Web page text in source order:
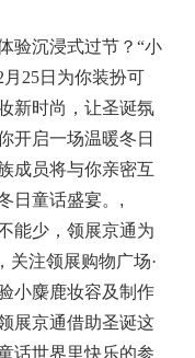
验沉浸式过节？ “小
月 25日为你装扮可
新时尚，让圣诞氛
开启一场温暖冬日
成员将与你亲密互
日童话盛宴。 ,
能少，领展京通为
关注领展购物广场·
小麋鹿妆容及制作
展京通借助圣诞这
话世界里快乐的参